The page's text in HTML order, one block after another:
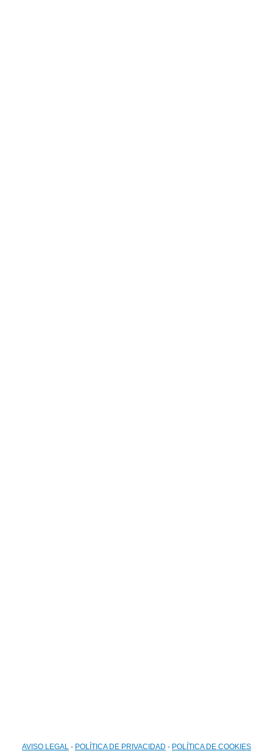
AVISO LEGAL - POLÍTICA DE PRIVACIDAD - POLÍTICA DE COOKIES